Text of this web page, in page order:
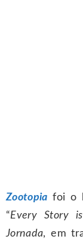
Zootopia foi o
“Every Story
Jornada, em